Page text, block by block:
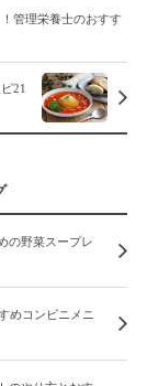
管理栄養士のおすす
21
の野菜スープレ
めコンビニメニ